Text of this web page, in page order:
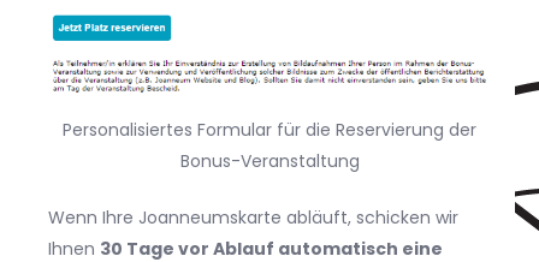
Personalisiertes Formular für die Reservierung der
Bonus-Veranstaltung
Wenn Ihre Joanneumskarte abläuft, schicken wir
Ihnen 30 Tage vor Ablauf automatisch eine